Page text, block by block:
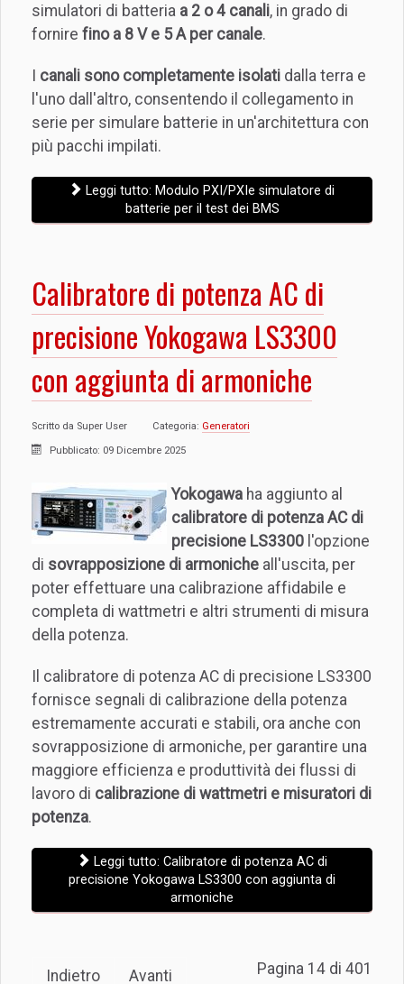
simulatori di batteria a 2 o 4 canali, in grado di
fornire fino a 8 V e 5 A per canale.
canali sono completamente isolati dalla terra e
l'uno dall'altro, consentendo il collegamento in
serie per simulare batterie in un'architettura con
più pacchi impilati.
Leggi tutto: Modulo PXI/PXIe simulatore di
batterie per il test dei BMS
Calibratore di potenza AC di
precisione Yokogawa LS3300
con aggiunta di armoniche
Scritto da Super User Categoria: Generatori
Pubblicato: 09 Dicembre 2025
Yokogawa ha aggiunto al
calibratore di potenza AC di
precisione LS3300 l'opzione
di sovrapposizione di armoniche all'uscita, per
poter effettuare una calibrazione affidabile e
completa di wattmetri e altri strumenti di misura
della potenza.
Il calibratore di potenza AC di precisione LS3300
fornisce segnali di calibrazione della potenza
estremamente accurati e stabili, ora anche con
sovrapposizione di armoniche, per garantire una
maggiore efficienza e produttività dei flussi di
lavoro di calibrazione di wattmetri e misuratori di
potenza.
Leggi tutto: Calibratore di potenza AC di
precisione Yokogawa LS3300 con aggiunta di
armoniche
Pagina 14 di 401
Indietro Avanti